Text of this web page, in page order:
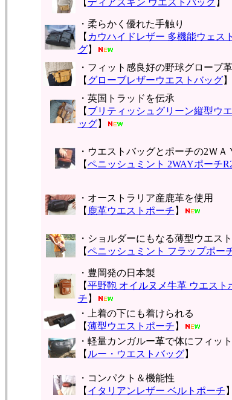
【 ディアスキン ウエストバッグ】
・柔らかく優れた手触り
【 カウハイドレザー 多機能ウェス
グ】
・フィット感良好の野球グローブ革
【 グローブレザーウエストバッグ】
・英国トラッドを伝承
【 ブリティッシュグリーン縦型ウ
ッグ】
・ウエストバッグとポーチの2ＷＡ
【ペニッシュミント 2WAYポーチ
・オーストラリア産鹿革を使用
【 鹿革ウエストポーチ 】
・ショルダーにもなる薄型ウエス
【ペニッシュミント フラップポー
・豊岡発の日本製
【平野鞄 オイルヌメ牛革 ウエスト
チ 】
・上着の下にも着けられる
【薄型ウエストポーチ 】
・軽量カンガルー革で体にフィット
【 ルー・ウエストバッグ】
・コンパクト＆機能性
【 イタリアンレザー ベルトポーチ 】